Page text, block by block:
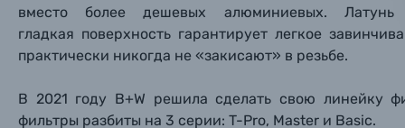
Фотоальбомы
Солнцезащитные очки
вместо более дешевых алюминиевых.
гладкая поверхность гарантирует легкое
практически никогда не «закисают» в резьбе.
В 2021 году B+W решила сделать свою линейку
фильтры разбиты на 3 серии: T-Pro, Master и Basic.